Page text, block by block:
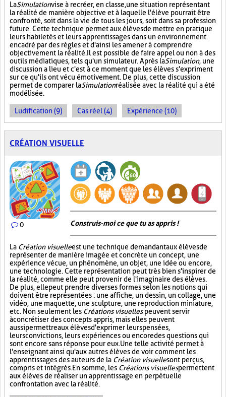
LaSimulationvise à recréer, en classe, une situation représentant
la réalité de manière objective et à laquelle l'élève pourrait être
confronté, soit dans la vie de tous les jours, soit dans sa profession
future. Cette technique permet aux élèves de mettre en pratique
leurs habiletés et leurs apprentissages dans un environnement
encadré par des règles et d'ainsi les amener à comprendre
objectivement la réalité. Il est possible de faire appel ou non à des
outils médiatiques, tels qu'un simulateur. Après laSimulation, une
discussion a lieu et c'est à ce moment que les élèves s'expriment
sur ce qu'ils ont vécu émotivement. De plus, cette discussion
permet de comparer laSimulationréalisée avec la réalité qui a été
modélisée.
Ludification (9) Cas réel (4) Expérience (10)
CRÉATION VISUELLE
0 Construis-moi ce que tu as appris !
La Création visuelleest une technique demandant aux élèves de
représenter de manière imagée et concrète un concept, une
expérience vécue, un phénomène, un objet, une idée ou encore,
une technologie. Cette représentation peut très bien s'inspirer de
la réalité, comme elle peut provenir de l'imaginaire des élèves.
De plus, elle peut prendre diverses formes selon les notions qui
doivent être représentées : une affiche, un dessin, un collage, une
vidéo, une maquette, une sculpture, une reproduction miniature,
etc. Non seulement les Créations visuellespeuvent servir
à concrétiser des concepts appris, mais elles peuvent
aussi permettre aux élèves d'exprimer leurs pensées,
leurs convictions, leurs expériences ou encore des questions qui
sont encore sans réponse pour eux. Une telle activité permet à
l'enseignant ainsi qu'aux autres élèves de voir comment les
apprentissages des auteurs de la Création visuellesont perçus,
compris et intégrés. En somme, les Créations visuellespermettent
aux élèves de réaliser un apprentissage en perpétuelle
confrontation avec la réalité.